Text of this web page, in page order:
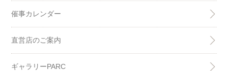
催事カレンダー
直営店のご案内
ギャラリーPARC